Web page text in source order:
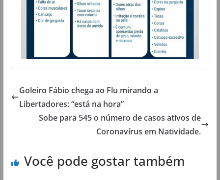
Goleiro Fábio chega ao Flu mirando a
Libertadores: “está na hora”
Sobe para 545 o número de casos ativos de
Coronavírus em Natividade.
Você pode gostar também